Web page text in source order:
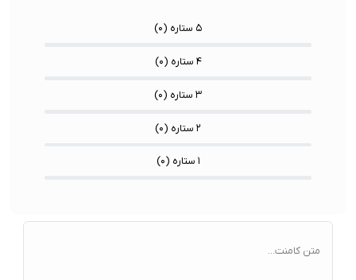
۵ ستاره ( ۰)
۴ ستاره ( ۰)
۳ ستاره ( ۰)
۲ ستاره ( ۰)
۱ ستاره ( ۰)
متن کامنت...